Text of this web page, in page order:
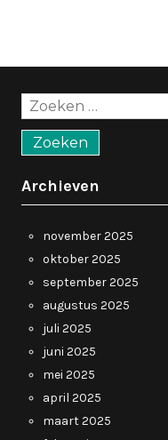
Zoeken
naar:
Archieven
november 2025
oktober 2025
september 2025
augustus 2025
juli 2025
juni 2025
mei 2025
april 2025
maart 2025